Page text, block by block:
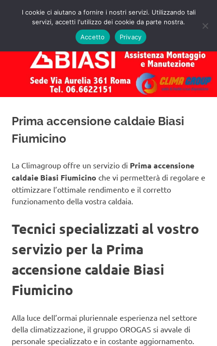
Assistenza
Caldaie
Biasi
Roma
Preventivo!
MENU
Prima accensione caldaie Biasi
Fiumicino
La Climagroup offre un servizio di Prima accensione
caldaie Biasi Fiumicino che vi permetterà di regolare e
ottimizzare l’ottimale rendimento e il corretto
funzionamento della vostra caldaia.
Tecnici specializzati al vostro
servizio per la Prima
accensione caldaie Biasi
Fiumicino
Alla luce dell’ormai pluriennale esperienza nel settore
della climatizzazione, il gruppo OROGAS si avvale di
personale specializzato e in costante aggiornamento.
I cookie ci aiutano a fornire i nostri servizi. Utilizzando tali
servizi, accetti l'utilizzo dei cookie da parte nostra.
Accetto
Privacy